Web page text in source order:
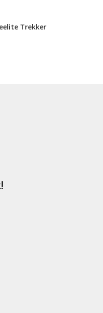
Trekker